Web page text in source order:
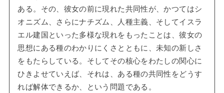
ある。その、彼女の前に現れた共同性が、かつてはシ
オニズム、さらにナチズム、人種主義、そしてイスラ
エル建国といった多様な現れをもったことは、彼女の
思想にある種のわかりにくさとともに、未知の新しさ
をもたらしている。そしてその核心をわたしの関心に
ひきよせていえば、それは、ある種の共同性をどうす
れば解体できるか、という問題である。